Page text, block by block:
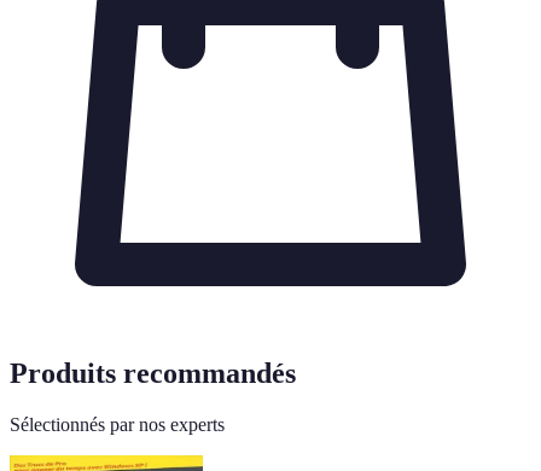
Produits recommandés
Sélectionnés par nos experts